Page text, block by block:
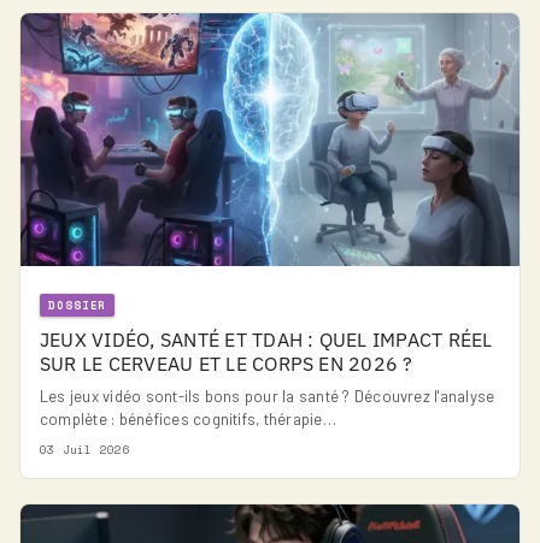
DOSSIER
JEUX VIDÉO, SANTÉ ET TDAH : QUEL IMPACT RÉEL
SUR LE CERVEAU ET LE CORPS EN 2026 ?
Les jeux vidéo sont-ils bons pour la santé ? Découvrez l'analyse
complète : bénéfices cognitifs, thérapie…
03 Juil 2026